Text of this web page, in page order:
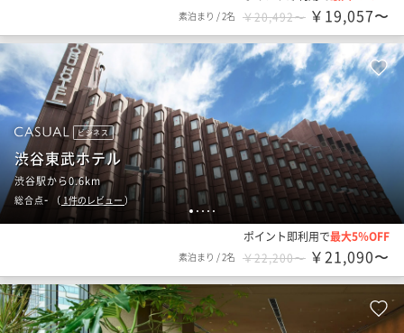
素泊まり /2名 ￥20,492〜 ￥19,057〜
1 2 3 4 5
ビジネス
渋谷東武ホテル
渋谷駅から0.6km
総合点- （ 1件のレビュー ）
ポイント即利用で最大5％OFF
素泊まり /2名 ￥22,200〜 ￥21,090〜